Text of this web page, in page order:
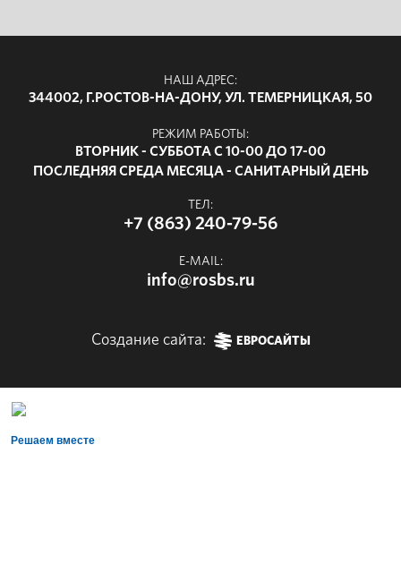
НАШ АДРЕС:
344002, Г.РОСТОВ-НА-ДОНУ, УЛ. ТЕМЕРНИЦКАЯ, 50
РЕЖИМ РАБОТЫ:
ВТОРНИК - СУББОТА С 10-00 ДО 17-00
ПОСЛЕДНЯЯ СРЕДА МЕСЯЦА - САНИТАРНЫЙ ДЕНЬ
ТЕЛ:
+7 (863) 240-79-56
E-MAIL:
info@rosbs.ru
Создание сайта: ЕВРОСАЙТЫ
Решаем вместе